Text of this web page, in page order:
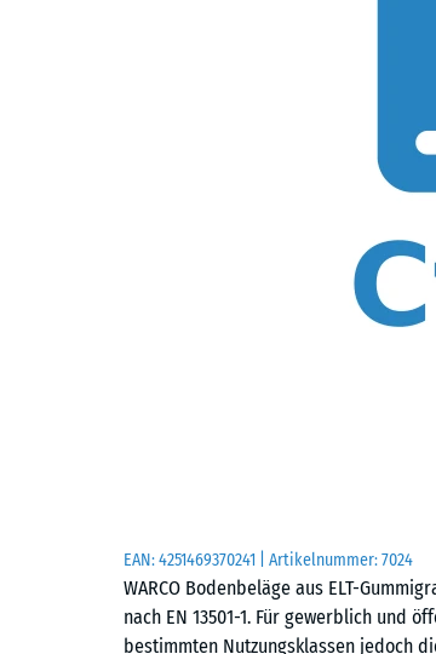
EAN:4251469370241 | Artikelnummer:7024
WARCO Bodenbeläge aus ELT-
nach EN 13501-1. Für gewerblich und
bestimmten Nutzungsklassen jedoch